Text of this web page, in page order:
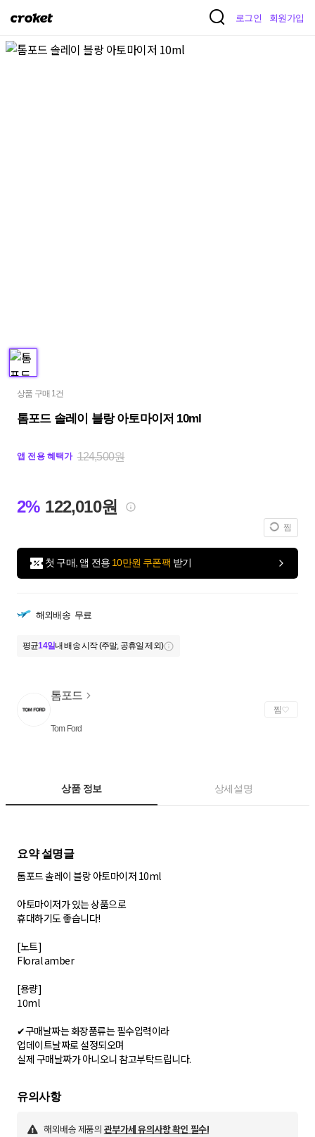
크
켓
로그인 회원가입
상품 구매 1건
톰포드 솔레이 블랑 아토마이저 10ml
앱 전용 혜택가 124,500원
2% 122,010원
찜
첫 구매, 앱 전용 10만원 쿠폰팩 받기
해외배송 무료
평균14일내 배송 시작 (주말, 공휴일 제외)
톰포드
Tom Ford
찜
상품 정보 상세설명
요약 설명글
톰포드 솔레이 블랑 아토마이저 10ml
아토마이저가 있는 상품으로
휴대하기도 좋습니다!
[노트]
Floral amber
[용량]
10ml
✔구매날짜는 화장품류는 필수입력이라
업데이트날짜로 설정되오며
실제 구매날짜가 아니오니 참고부탁드립니다.
유의사항
해외배송 제품의 관부가세 유의사항 확인 필수!